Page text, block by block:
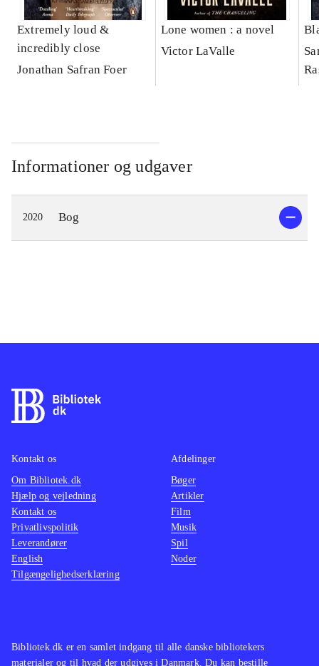
Extremely loud &
incredibly close
Jonathan Safran Foer
Lone women : a novel
Victor LaValle
Informationer og udgaver
2020 Bog
Bibliotek.dk er en samlet indgang til alle danske bibliotekers
materialer og til hvad der udgives i Danmark. Du kan bestille
Kontakt os
Om Bibliotek.dk
Hjælp og vejledning
Kontakt os
Privatlivspolitik
Leverandører
English
Tilgængelighedserklæring
Afdelinger
Bøger
Artikler
Film
Musik
Spil
Noder